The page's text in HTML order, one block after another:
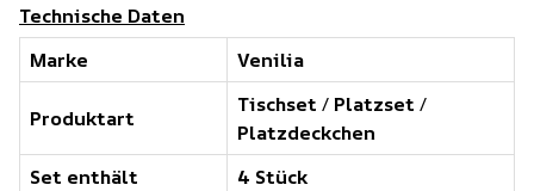
Technische Daten
Marke
Venilia
Produktart
Tischset /Platzset /
Platzdeckchen
Set enthält
4 Stück